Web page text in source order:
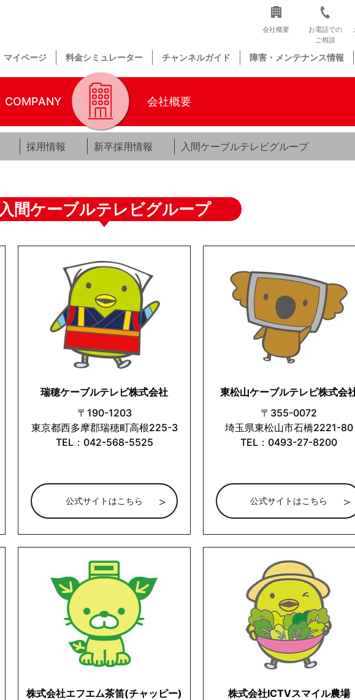
会社概要
お電話での
ご相談
マイページ 料金シミュレーター チャンネルガイド 障害・メンテナンス情報
COMPANY 会社概要
採用情報 新卒採用情報 入間ケーブルテレビグループ
入間ケーブルテレビグループ
瑞穂ケーブルテレビ株式会社
〒190-1203
東京都西多摩郡瑞穂町高根225-3
TEL：042-568-5525
公式サイトはこちら
東松山ケーブルテレビ株式会
〒355-0072
埼玉県東松山市石橋2221-80
TEL：0493-27-8200
公式サイトはこちら
株式会社エフエム茶笛(チャッピー)
株式会社ICTVスマイル農場